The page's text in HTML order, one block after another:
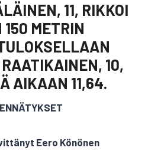
11, RIKKOI
METRIN
10,
AIKAAN 11,64.
Eero Könönen